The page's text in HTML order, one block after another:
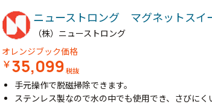
ニューストロング マグネットス
（株）ニューストロング
オレンジブック価格
￥35,099 税抜
手元操作で脱磁掃除できます。
ステンレス製なので水の中でも使用でき、さびにく